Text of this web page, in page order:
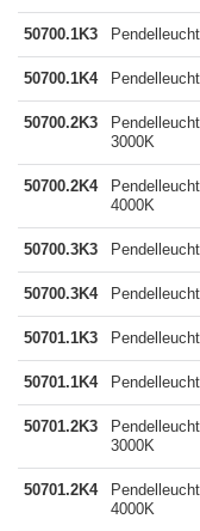
50700.1K3
50700.1K4
50700.2K3
3000K
50700.2K4
4000K
50700.3K3
50700.3K4
50701.1K3
50701.1K4
50701.2K3
3000K
50701.2K4
4000K